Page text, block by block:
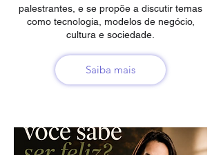
palestrantes, e se propõe a discutir temas
como tecnologia, modelos de negócio,
cultura e sociedade.
Saiba mais